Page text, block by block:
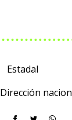
Estadal
Dirección